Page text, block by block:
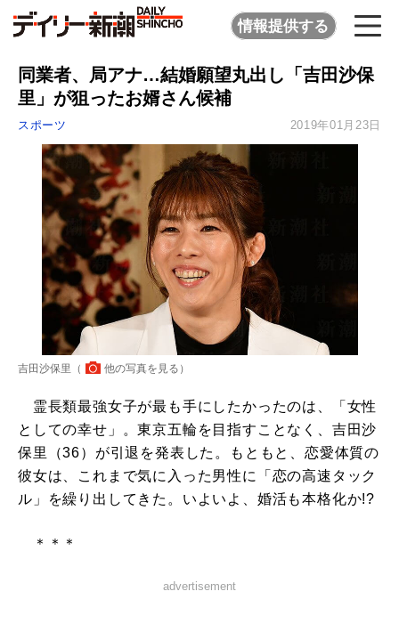
情報提供する
同業者、局アナ…結婚願望丸出し「吉田沙保
里」が狙ったお婿さん候補
スポーツ 2019年01月23日
吉田沙保里（ 他の写真を見る ）
霊長類最強女子が最も手にしたかったのは、「女性
としての幸せ」。東京五輪を目指すことなく、吉田沙
保里（36）が引退を発表した。もともと、恋愛体質の
彼女は、これまで気に入った男性に「恋の高速タック
ル」を繰り出してきた。いよいよ、婚活も本格化か!?
＊＊＊
advertisement